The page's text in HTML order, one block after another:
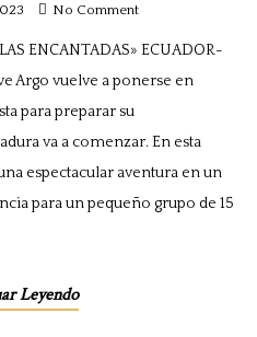
No Comment
ENCANTADAS» ECUADOR-
Argo vuelve a ponerse en
para preparar su
va a comenzar. En esta
espectacular aventura en un
para un pequeño grupo de 15
Leyendo